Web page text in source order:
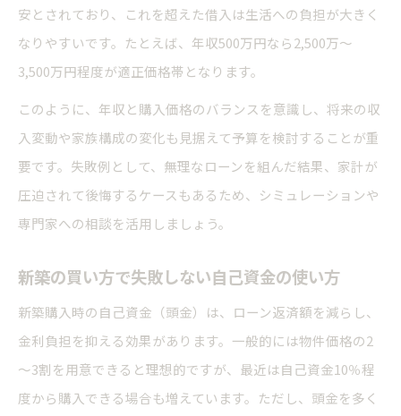
安とされており、これを超えた借入は生活への負担が大きく
なりやすいです。たとえば、年収500万円なら2,500万～
3,500万円程度が適正価格帯となります。
このように、年収と購入価格のバランスを意識し、将来の収
入変動や家族構成の変化も見据えて予算を検討することが重
要です。失敗例として、無理なローンを組んだ結果、家計が
圧迫されて後悔するケースもあるため、シミュレーションや
専門家への相談を活用しましょう。
新築の買い方で失敗しない自己資金の使い方
新築購入時の自己資金（頭金）は、ローン返済額を減らし、
金利負担を抑える効果があります。一般的には物件価格の2
～3割を用意できると理想的ですが、最近は自己資金10％程
度から購入できる場合も増えています。ただし、頭金を多く